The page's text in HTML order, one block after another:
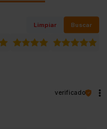
Limpiar Buscar
verificado